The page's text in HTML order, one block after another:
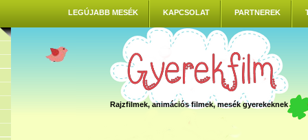
LEGÚJABB MESÉK KAPCSOLAT PARTNEREK
Rajzfilmek, animációs filmek, mesék gyerekeknek